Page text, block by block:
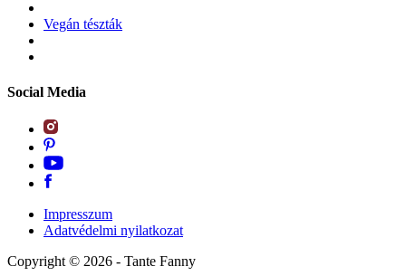
Vegán tészták
Social Media
Impresszum
Adatvédelmi nyilatkozat
Copyright © 2026 - Tante Fanny